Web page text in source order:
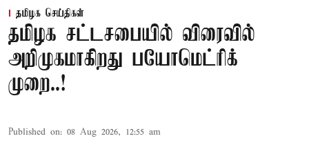
தமிழக செய்திகள்
தமிழக சட்டசபையில் விரைவில்
அறிமுகமாகிறது பயோமெட்ரிக்
முறை..!
Published on: 08 Aug 2026, 12:55 am